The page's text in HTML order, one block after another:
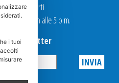
sono aperti
dalle 9 a.m alle 5 p.m.
Newsletter
i tuoi